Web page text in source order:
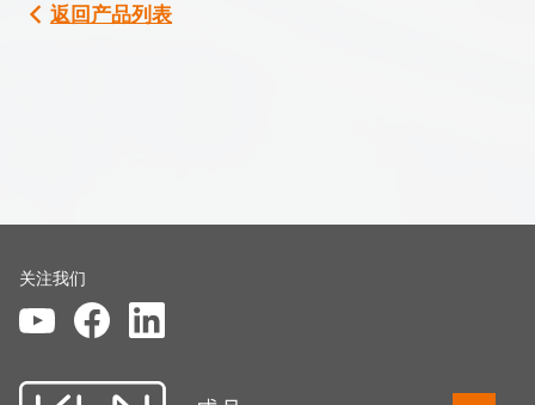
返回产品列表
关注我们